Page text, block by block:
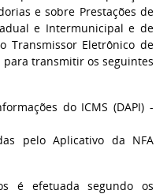
e sobre Prestações de
e Intermunicipal e de
Transmissor Eletrônico de
para transmitir os seguintes
do ICMS (DAPI) -
pelo Aplicativo da NFA
é efetuada segundo os